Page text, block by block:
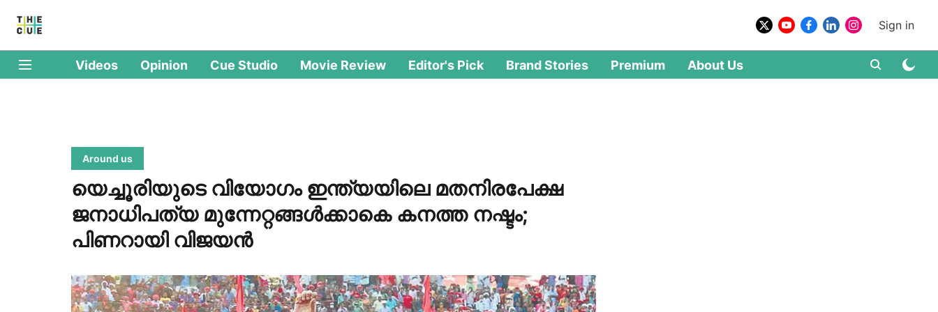
Sign in
Videos Opinion Cue Studio Movie Review Editor's Pick Brand Stories Premium About Us
Around us
യെച്ചൂരിയുടെ വിയോഗം ഇന്ത്യയിലെ മതനിരപേക്ഷ
ജനാധിപത്യ മുന്നേറ്റങ്ങള്‍ക്കാകെ കനത്ത നഷ്ടം;
പിണറായി വിജയന്‍